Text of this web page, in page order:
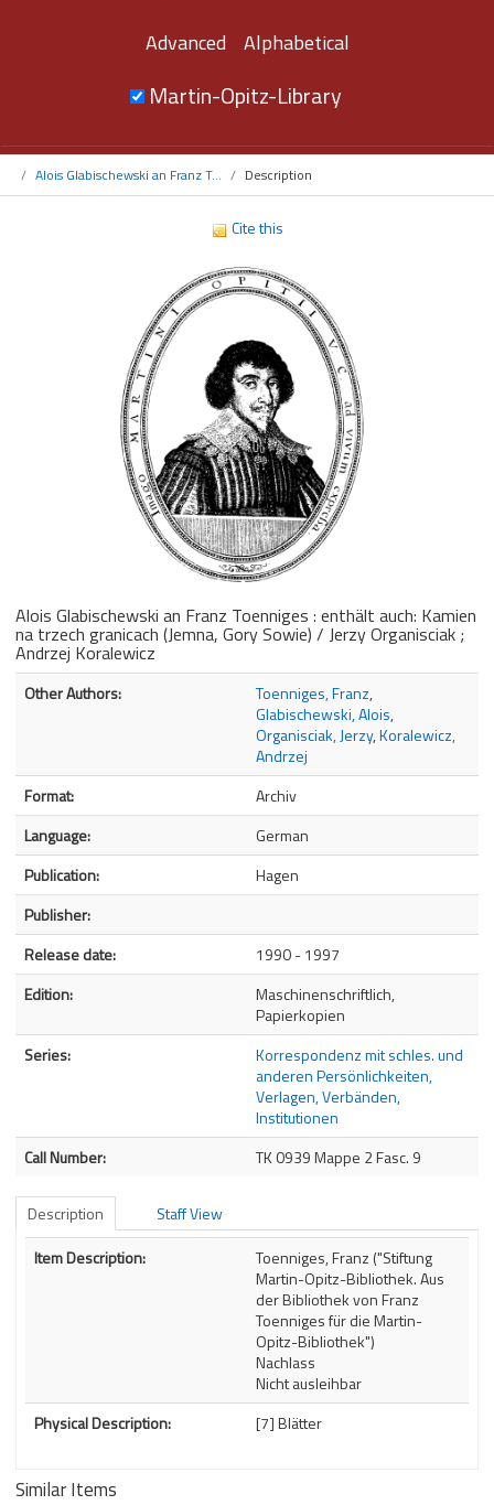
Advanced Alphabetical
Martin-Opitz-Library
Alois Glabischewski an Franz T... Description
Cite this
Alois Glabischewski an Franz Toenniges : enthält auch: Kamien
na trzech granicach (Jemna, Gory Sowie) / Jerzy Organisciak ;
Andrzej Koralewicz
Bibliographic Details
Other Authors: Toenniges, Franz,
Glabischewski, Alois,
Organisciak, Jerzy,Koralewicz,
Andrzej
Format:
Archiv
Language:
German
Publication:
Hagen
Publisher:
Release date:
1990 - 1997
Edition:
Maschinenschriftlich,
Papierkopien
Series:
Korrespondenz mit schles. und
anderen Persönlichkeiten,
Verlagen, Verbänden,
Institutionen
Call Number:
TK 0939 Mappe 2 Fasc. 9
Description
Staff View
Description
Item Description:
Toenniges, Franz ("Stiftung
Martin-Opitz-Bibliothek. Aus
der Bibliothek von Franz
Toenniges für die Martin-
Opitz-Bibliothek")
Nachlass
Nicht ausleihbar
Physical Description:
[7] Blätter
Similar Items